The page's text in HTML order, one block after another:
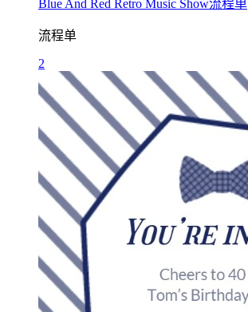
Blue And Red Retro Music Show流程单
流程单
2